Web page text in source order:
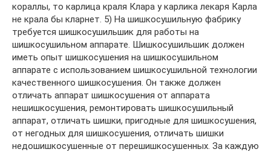
кораллы, то карлица краля Клара у карлика лекаря Карла
не крала бы кларнет. 5) На шишкосушильную фабрику
требуется шишкосушильшик для работы на
шишкосушильном аппарате. Шишкосушильшик должен
иметь опыт шишкосушения на шишкосушильном
аппарате с использованием шишкосушильной технологии
качественного шишкосушения. Он также должен
отличать аппарат шишкосушения от аппарата
нешишкосушения, ремонтировать шишкосушильный
аппарат, отличать шишки, пригодные для шишкосушения,
от негодных для шишкосушения, отличать шишки
недошишкосушенные от перешишкосушенных. За каждую